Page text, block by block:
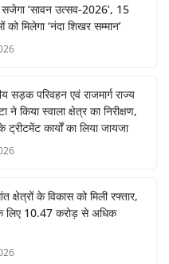
‘सावन उत्सव-2026’, 15
को मिलेगा ‘नंदा शिखर सम्मान’
सड़क परिवहन एवं राजमार्ग राज्य
ने किया स्वाला क्षेत्र का निरीक्षण,
कार्यों का लिया जायजा
क्षेत्रों के विकास को मिली रफ्तार,
लिए 10.47 करोड़ से अधिक